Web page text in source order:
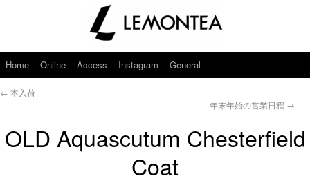
Home Online Access Instagram General
← 本入荷
年末年始の営業日程 →
OLD Aquascutum Chesterfield
Coat